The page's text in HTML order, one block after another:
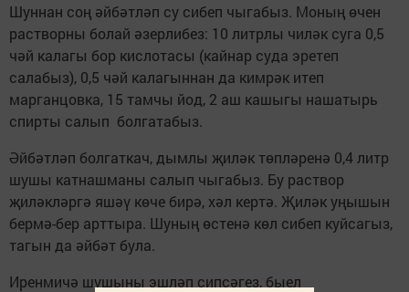
Шуннан соң әйбәтләп су сибеп чыгабыз. Моның өчен
растворны болай әзерлибез: 10 литрлы чиләк суга 0,5
чәй калагы бор кислотасы (кайнар суда эретеп
салабыз), 0,5 чәй калагыннан да кимрәк итеп
марганцовка, 15 тамчы йод, 2 аш кашыгы нашатырь
спирты салып болгатабыз.
Әйбәтләп болгаткач, дымлы җиләк төпләренә 0,4 литр
шушы катнашманы салып чыгабыз. Бу раствор
җиләкләргә яшәү көче бирә, хәл кертә. Җиләк уңышын
бермә-бер арттыра. Шуның өстенә көл сибеп куйсагыз,
тагын да әйбәт була.
Иренмичә шушыны эшләп сипсәгез, быел